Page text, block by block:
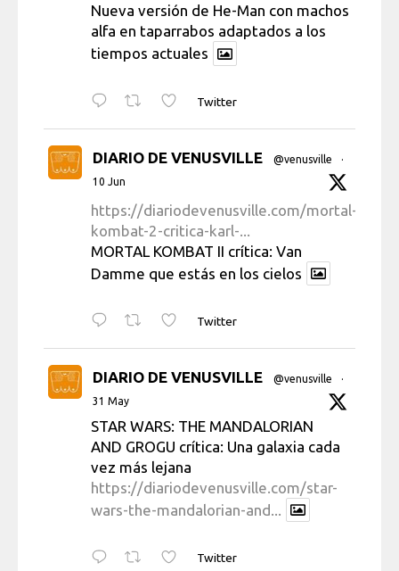
Nueva versión de He-Man con machos
alfa en taparrabos adaptados a los
tiempos actuales
Twitter
DIARIO DE VENUSVILLE @venusville
·
10 Jun
https://diariodevenusville.com/mortal-
kombat-2-critica-karl-...
MORTAL KOMBAT II crítica: Van
Damme que estás en los cielos
Twitter
DIARIO DE VENUSVILLE @venusville
·
31 May
STAR WARS: THE MANDALORIAN
AND GROGU crítica: Una galaxia cada
vez más lejana
https://diariodevenusville.com/star-
wars-the-mandalorian-and...
Twitter